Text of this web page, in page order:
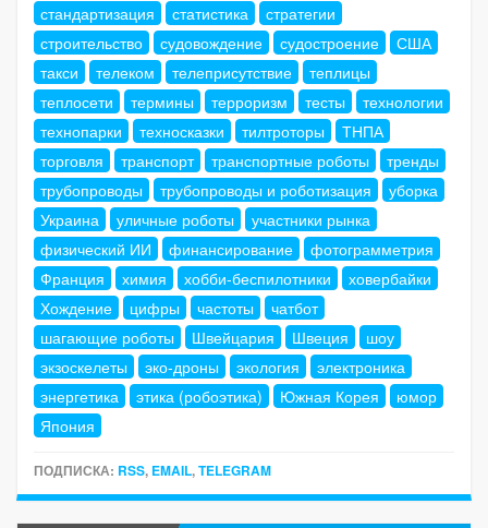
стандартизация
статистика
стратегии
строительство
судовождение судостроение
США
такси
телеком телеприсутствие
теплицы
теплосети
термины терроризм тесты
технологии
технопарки
техносказки тилтроторы
ТНПА
торговля
транспорт транспортные роботы
тренды
трубопроводы
трубопроводы и роботизация
уборка
Украина
уличные роботы
участники рынка
физический ИИ
финансирование
фотограмметрия
Франция
химия хобби-беспилотники
ховербайки
Хождение
цифры частоты
чатбот
шагающие роботы
Швейцария Швеция
шоу
экзоскелеты
эко-дроны экология
электроника
энергетика
этика (робоэтика) Южная Корея
юмор
Япония
ПОДПИСКА: RSS, EMAIL,TELEGRAM